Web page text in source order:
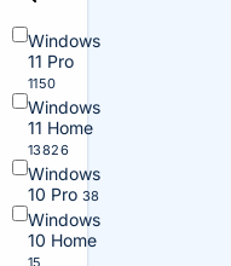
Windows
11 Pro
1150
Windows
11 Home
13826
Windows
10 Pro 38
Windows
10 Home
15